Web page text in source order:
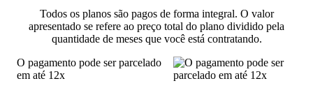
Todos os planos são pagos de forma integral. O valor
apresentado se refere ao preço total do plano dividido pela
quantidade de meses que você está contratando.
O pagamento pode ser parcelado
em até 12x